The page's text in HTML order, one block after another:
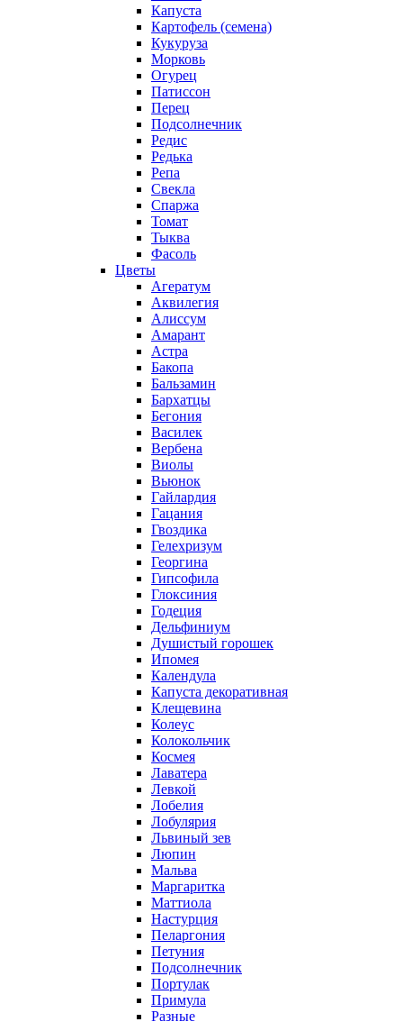
Капуста
Картофель (семена)
Кукуруза
Морковь
Огурец
Патиссон
Перец
Подсолнечник
Редис
Редька
Репа
Свекла
Спаржа
Томат
Тыква
Фасоль
Цветы
Агератум
Аквилегия
Алиссум
Амарант
Астра
Бакопа
Бальзамин
Бархатцы
Бегония
Василек
Вербена
Виолы
Вьюнок
Гайлардия
Гацания
Гвоздика
Гелехризум
Георгина
Гипсофила
Глоксиния
Годеция
Дельфиниум
Душистый горошек
Ипомея
Календула
Капуста декоративная
Клещевина
Колеус
Колокольчик
Космея
Лаватера
Левкой
Лобелия
Лобулярия
Львиный зев
Люпин
Мальва
Маргаритка
Маттиола
Настурция
Пеларгония
Петуния
Подсолнечник
Портулак
Примула
Разные